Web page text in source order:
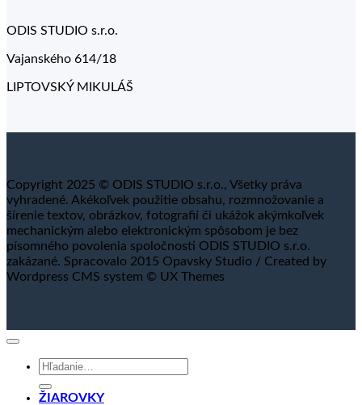
ODIS STUDIO s.r.o.
Vajanského 614/18
LIPTOVSKÝ MIKULÁŠ
Copyright 2025 © ODIS STUDIO s.r.o., Všetky práva
vyhradené. Akékoľvek použitie obsahu, rozmnožovanie a
šírenie textov, obrázkov, fotografií či ukážok akýmkoľvek
mechanickým alebo elektronickým spôsobom je bez
písomného povolenia spoločnosti ODIS STUDIO s.r.o.
zakázané. Spracovalo 2015 Opavsky Studio / Created by
Wordpress CMS system © UX Themes
Hľadať:
ŽIAROVKY